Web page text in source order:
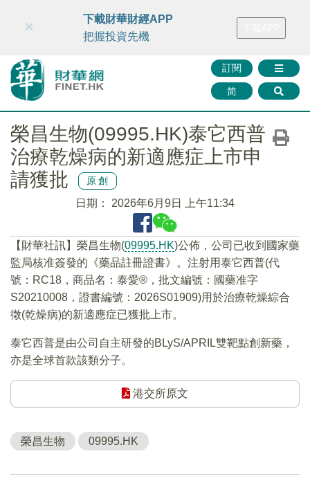
財華智庫網 FINTV FINMETA 財華證券 媒體矩陣
訂閱
简
×
下載財華財經APP
把握投資先機
榮昌生物(09995.HK)泰它西普
治療乾燥病的新適應症上市申
請獲批
原創
日期： 2026年6月9日 上午11:34
​【財華社訊】榮昌生物(09995.HK)公佈，公司已收到國家藥
監局核准簽發的《藥品註冊證書》。注射用泰它西普(代
號：RC18，商品名：泰愛®，批文編號：國藥准字
S20210008，證書編號：2026S01909)用於治療乾燥綜合
徵(乾燥病)的新適應症已獲批上市。
泰它西普是由公司自主研發的BLyS/APRIL雙靶點創新藥，
亦是全球首款該類分子。
港交所原文
榮昌生物 09995.HK